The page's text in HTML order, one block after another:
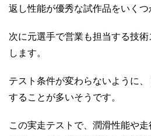
返し性能が優秀な試作品をいくつ
次に元選手で営業も担当する技
します。
テスト条件が変わらないように
することが多いそうです。
この実走テストで、潤滑性能や